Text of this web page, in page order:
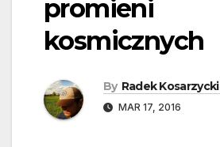
promieni
kosmicznych
By Radek Kosarzycki
MAR 17, 2016